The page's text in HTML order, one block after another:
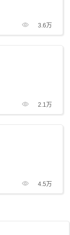
3.6万
2.1万
4.5万